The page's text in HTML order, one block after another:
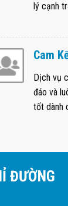
lý cạnh
Cam
Dịch vụ
đáo và
tốt dành
ĐƯỜNG